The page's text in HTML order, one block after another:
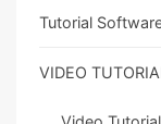
Tutorial
VIDEO